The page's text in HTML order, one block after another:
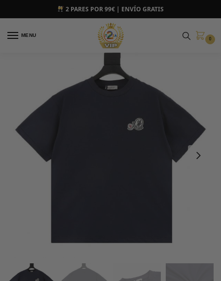
2 PARES POR 99€ | ENVÍO GRATIS
MENU
0